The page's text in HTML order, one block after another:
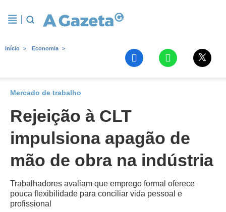
Início Economia
Mercado de trabalho
Rejeição à CLT
impulsiona apagão de
mão de obra na indústria
Trabalhadores avaliam que emprego formal oferece
pouca flexibilidade para conciliar vida pessoal e
profissional